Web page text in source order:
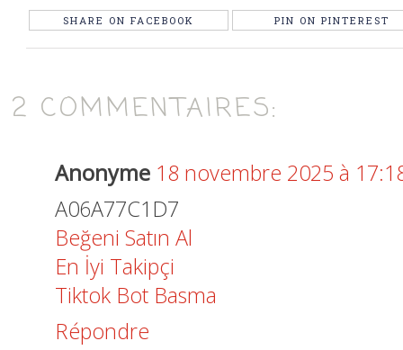
SHARE ON FACEBOOK PIN ON PINTEREST
2 COMMENTAIRES:
Anonyme 18 novembre 2025 à
A06A77C1D7
Beğeni Satın Al
En İyi Takipçi
Tiktok Bot Basma
Répondre